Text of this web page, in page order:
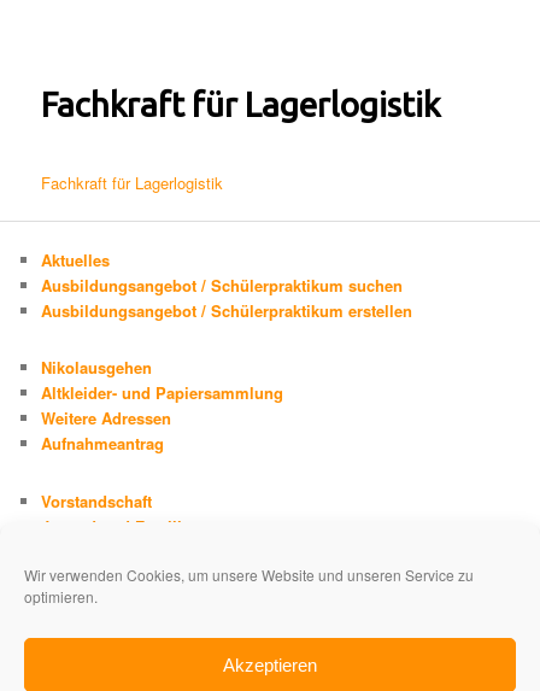
Wir verwenden Cookies, um unsere Website und unseren Service zu
optimieren.
Akzeptieren
Fachkraft für Lagerlogistik
Fachkraft für Lagerlogistik
Aktuelles
Ausbildungsangebot / Schülerpraktikum suchen
Ausbildungsangebot / Schülerpraktikum erstellen
Nikolausgehen
Altkleider- und Papiersammlung
Weitere Adressen
Aufnahmeantrag
Vorstandschaft
Jugend und Familie
Adolph Kolping
Impressum